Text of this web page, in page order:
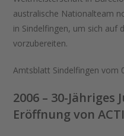
australische Nationalteam
in Sindelfingen, um sich auf
vorzubereiten.
Amtsblatt Sindelfingen vom
2006 – 30-Jähriges
Eröffnung von